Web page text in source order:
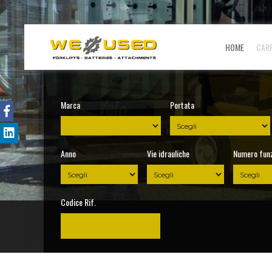
HOME
Marca Portata
Anno Vie idrauliche Numero
Codice Rif.